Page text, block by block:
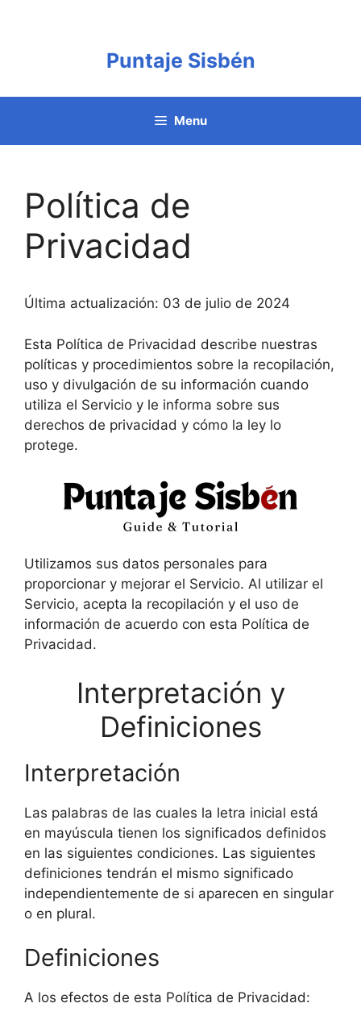
Puntaje Sisbén
Menu
Política de
Privacidad
Última actualización: 03 de julio de 2024
Esta Política de Privacidad describe nuestras
políticas y procedimientos sobre la recopilación,
uso y divulgación de su información cuando
utiliza el Servicio y le informa sobre sus
derechos de privacidad y cómo la ley lo
protege.
Utilizamos sus datos personales para
proporcionar y mejorar el Servicio. Al utilizar el
Servicio, acepta la recopilación y el uso de
información de acuerdo con esta Política de
Privacidad.
Interpretación y
Definiciones
Interpretación
Las palabras de las cuales la letra inicial está
en mayúscula tienen los significados definidos
en las siguientes condiciones. Las siguientes
definiciones tendrán el mismo significado
independientemente de si aparecen en singular
o en plural.
Definiciones
A los efectos de esta Política de Privacidad: